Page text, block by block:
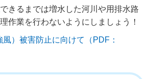
きるまでは増水した河川や用排水路
作業を行わないようにしましょう！
）被害防止に向けて（PDF：